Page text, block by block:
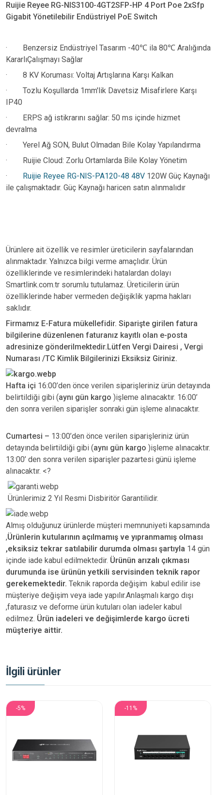
Ruijie Reyee RG-NIS3100-4GT2SFP-HP 4 Port Poe 2xSfp
Gigabit Yönetilebilir Endüstriyel PoE Switch
· Benzersiz Endüstriyel Tasarım -40℃ ila 80℃ Aralığında
KararlıÇalışmayı Sağlar
·
8 KV Koruması: Voltaj Artışlarına Karşı Kalkan
·
Tozlu Koşullarda 1mm'lik Davetsiz Misafirlere Karşı
IP40
·
ERPS ağ istikrarını sağlar: 50 ms içinde hizmet
devralma
·
Yerel Ağ SON, Bulut Olmadan Bile Kolay Yapılandırma
·
Ruijie Cloud: Zorlu Ortamlarda Bile Kolay Yönetim
·
Ruijie Reyee RG-NIS-PA120-48 48V 120W Güç Kaynağı
ile çalışmaktadır. Güç Kaynağı haricen satın alınmalıdır
Ürünlere ait özellik ve resimler üreticilerin sayfalarından
alınmaktadır. Yalnızca bilgi verme amaçlıdır. Ürün
özelliklerinde ve resimlerindeki hatalardan dolayı
Smartlink.com.tr sorumlu tutulamaz. Üreticilerin ürün
özelliklerinde haber vermeden değişiklik yapma hakları
saklıdır.
Firmamız E-Fatura mükellefidir. Siparişte girilen fatura
bilgilerine düzenlenen faturanız kayıtlı olan e-posta
adresinize gönderilmektedir.Lütfen Vergi Dairesi , Vergi
Numarası /TC Kimlik Bilgilerinizi Eksiksiz Giriniz.
Hafta içi 16:00’den önce verilen siparişleriniz ürün detayında
belirtildiği gibi (aynı gün kargo )işleme alınacaktır. 16:00’
den sonra verilen siparişler sonraki gün işleme alınacaktır.
Cumartesi – 13:00’den önce verilen siparişleriniz ürün
detayında belirtildiği gibi (aynı gün kargo )işleme alınacaktır.
13:00’ den sonra verilen siparişler pazartesi günü işleme
alınacaktır. <?
Ürünlerimiz 2 Yıl Resmi Disbiritör Garantilidir.
Almış olduğunuz ürünlerde müşteri memnuniyeti kapsamında
,Ürünlerin kutularının açılmamış ve yıpranmamış olması
,eksiksiz tekrar satılabilir durumda olması şartıyla 14 gün
içinde iade kabul edilmektedir. Ürünün arızalı çıkması
durumunda ise ürünün yetkili servisinden teknik rapor
gerekemektedir. Teknik raporda değişim kabul edilir ise
müşteriye değişim veya iade yapılır.Anlaşmalı kargo dışı
,faturasız ve deforme ürün kutuları olan iadeler kabul
edilmez. Ürün iadeleri ve değişimlerde kargo ücreti
müşteriye aittir.
İlgili ürünler
-5% -11%